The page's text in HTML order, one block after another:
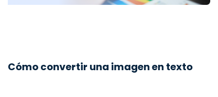
Cómo convertir una imagen en texto